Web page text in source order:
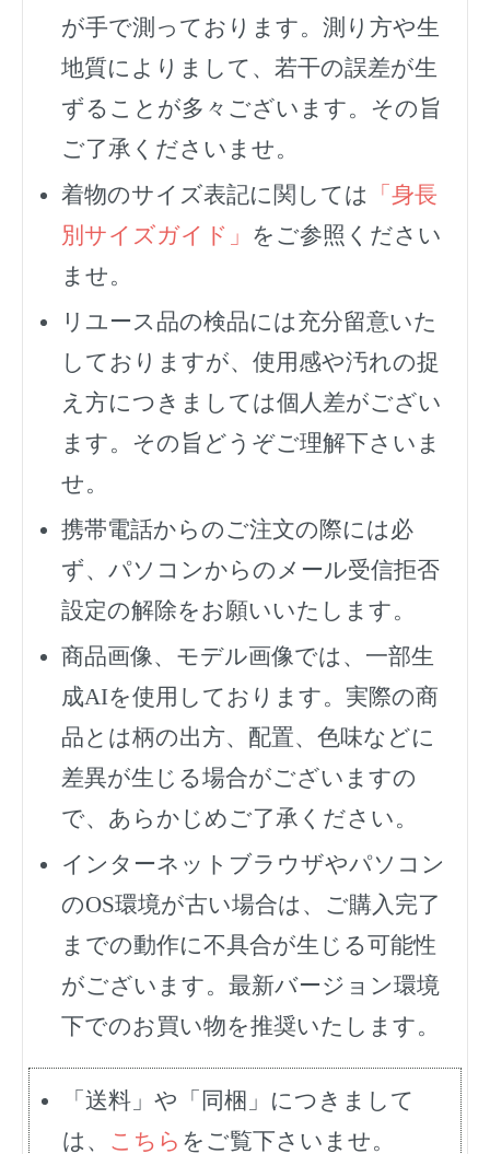
が手で測っております。測り方や生
地質によりまして、若干の誤差が生
ずることが多々ございます。その旨
ご了承くださいませ。
着物のサイズ表記に関しては
「身長
別サイズガイド」 をご参照ください
ませ。
リユース品の検品には充分留意いた
しておりますが、使用感や汚れの捉
え方につきましては個人差がござい
ます。その旨どうぞご理解下さいま
せ。
携帯電話からのご注文の際には必
ず、 パソコンからのメール受信拒否
設定の解除をお願いいたします。
商品画像、モデル画像では、一部生
成AIを使用しております。実際の商
品とは柄の出方、配置、色味などに
差異が生じる場合がございますの
で、あらかじめご了承ください。
インターネットブラウザやパソコン
のOS環境が古い場合は、ご購入完了
までの動作に不具合が生じる可能性
がございます。最新バージョン環境
下でのお買い物を推奨いたします。
「送料」や「同梱」につきまして
は、 こちら をご覧下さいませ。